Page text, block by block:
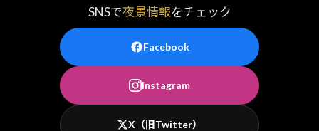
SNSで夜景情報をチェック
Facebook
Instagram
X（旧Twitter）